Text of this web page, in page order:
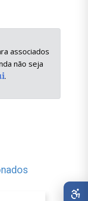
associados
não seja
.